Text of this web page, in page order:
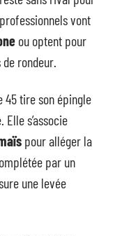
vont
ou optent pour
rondeur.
45 tire son épingle
s’associe
pour alléger la
par un
une levée